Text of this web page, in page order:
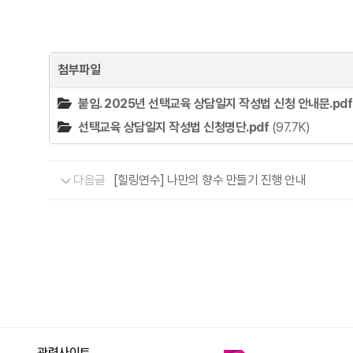
첨부파일
붙임. 2025년 선택교육 상담일지 작성법 신청 안내문.pdf
선택교육 상담일지 작성법 신청명단.pdf (97.7K)
다음글 [힐링연수] 나만의 향수 만들기 진행 안내